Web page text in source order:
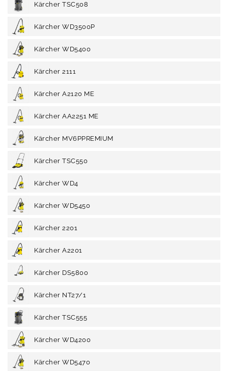
Kärcher TSC508
Kärcher WD3500P
Kärcher WD5400
Kärcher 2111
Kärcher A2120 ME
Kärcher AA2251 ME
Kärcher MV6PPREMIUM
Kärcher TSC550
Kärcher WD4
Kärcher WD5450
Kärcher 2201
Kärcher A2201
Kärcher DS5800
Kärcher NT27/1
Kärcher TSC555
Kärcher WD4200
Kärcher WD5470